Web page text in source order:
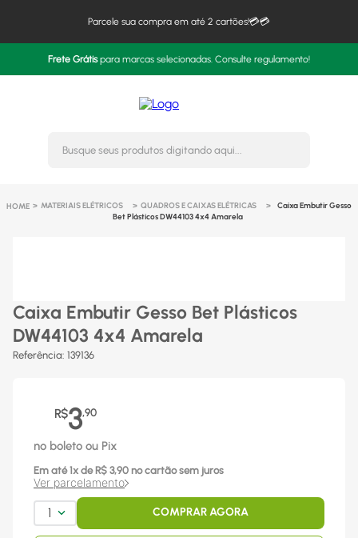
Parcele sua compra em até 2 cartões!💳💳
Frete Grátispara marcas selecionadas. Consulte regulamento!
Busque seus produtos
MATERIAIS ELÉTRICOS QUADROS E CAIXAS ELÉTRICAS
Caixa Embutir Gesso
Bet Plásticos DW44103 4x4 Amarela
Caixa Embutir Gesso Bet Plásticos
DW44103 4x4 Amarela
Referência: 139136
R$3,90
no boleto ou Pix
Em até 1x de R$ 3,90 no cartão sem juros
Ver parcelamento
1 COMPRAR AGORA